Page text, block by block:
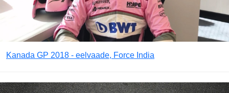
Kanada GP 2018 - eelvaade, Force India